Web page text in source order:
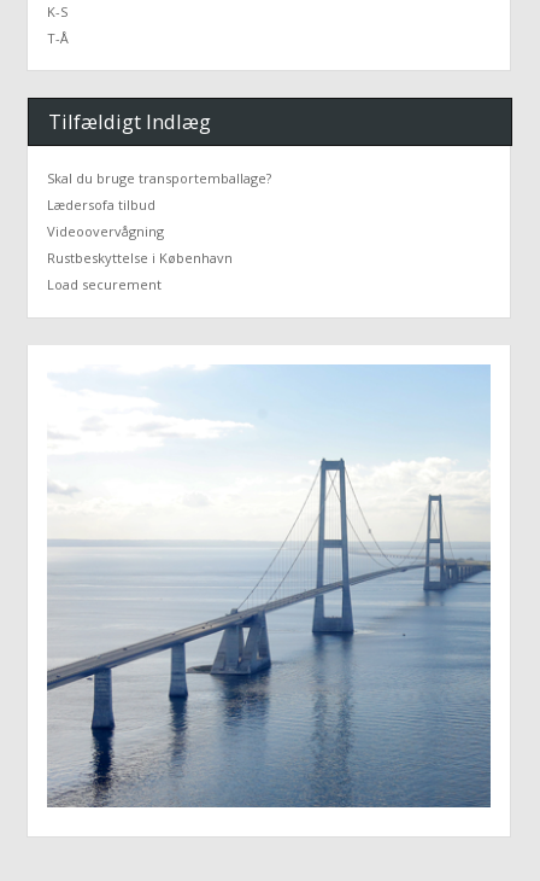
K-S
T-Å
Tilfældigt Indlæg
Skal du bruge transportemballage?
Lædersofa tilbud
Videoovervågning
Rustbeskyttelse i København
Load securement